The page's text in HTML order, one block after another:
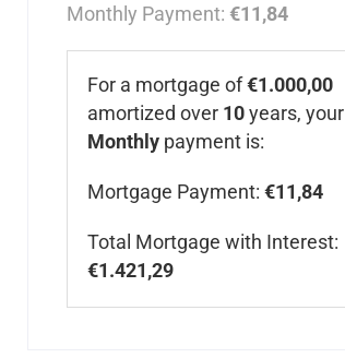
Monthly Payment: €11,84
For a mortgage of€1.000,00
amortized over 10years, your
Monthly payment is:
Mortgage Payment:€11,84
Total Mortgage with Interest:
€1.421,29